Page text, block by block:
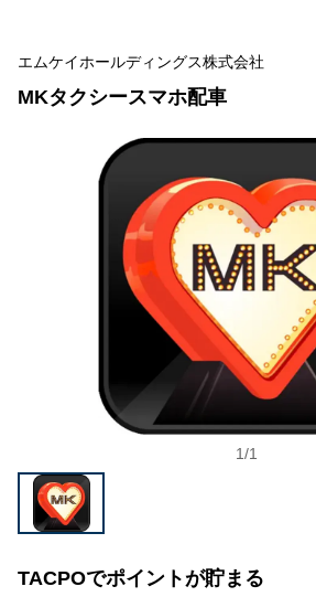
エムケイホールディングス株式会社
MKタクシースマホ配車
1/1
TACPOでポイントが貯まる